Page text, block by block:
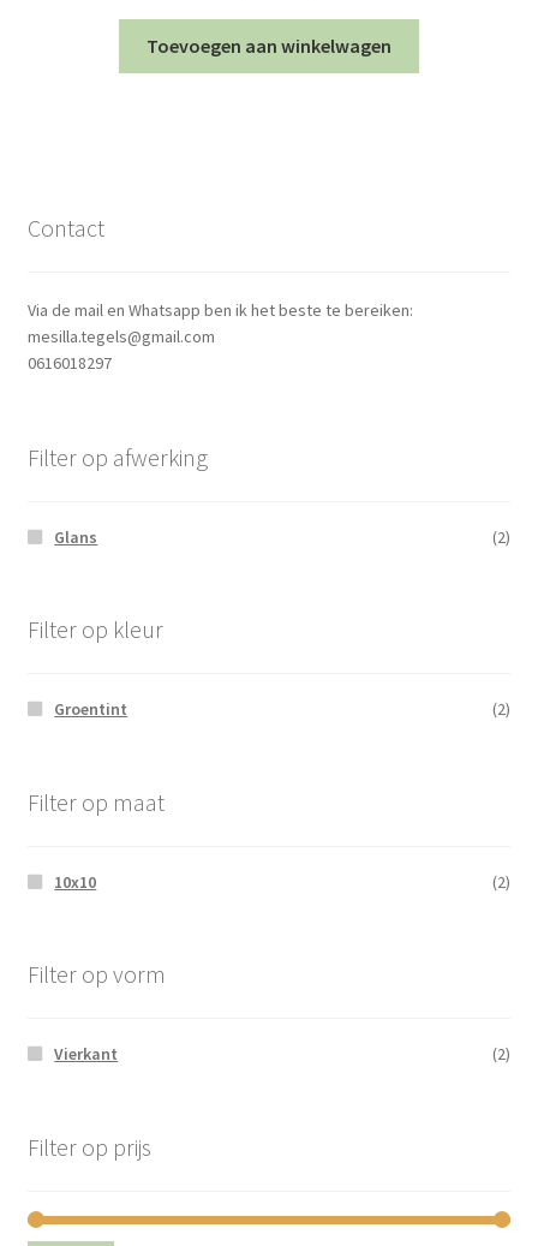
prijs
was:
€129,99.
prijs
is:
€84,99.
Toevoegen aan winkelwagen
Contact
Via de mail en Whatsapp ben ik het beste te bereiken:
mesilla.tegels@gmail.com
0616018297
Filter op afwerking
Glans (2)
Filter op kleur
Groentint (2)
Filter op maat
10x10 (2)
Filter op vorm
Vierkant (2)
Filter op prijs